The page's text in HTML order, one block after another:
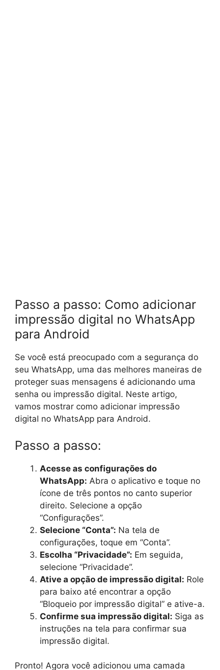
Passo a passo: Como adicionar
impressão digital no WhatsApp
para Android
Se você está preocupado com a segurança do
seu WhatsApp, uma das melhores maneiras de
proteger suas mensagens é adicionando uma
senha ou impressão digital. Neste artigo,
vamos mostrar como adicionar impressão
digital no WhatsApp para Android.
Passo a passo:
Acesse as configurações do
WhatsApp: Abra o aplicativo e toque no
ícone de três pontos no canto superior
direito. Selecione a opção
“Configurações”.
Selecione “Conta”: Na tela de
configurações, toque em “Conta”.
Escolha “Privacidade”: Em seguida,
selecione “Privacidade”.
Ative a opção de impressão digital: Role
para baixo até encontrar a opção
“Bloqueio por impressão digital” e ative-a.
Confirme sua impressão digital: Siga as
instruções na tela para confirmar sua
impressão digital.
Pronto! Agora você adicionou uma camada